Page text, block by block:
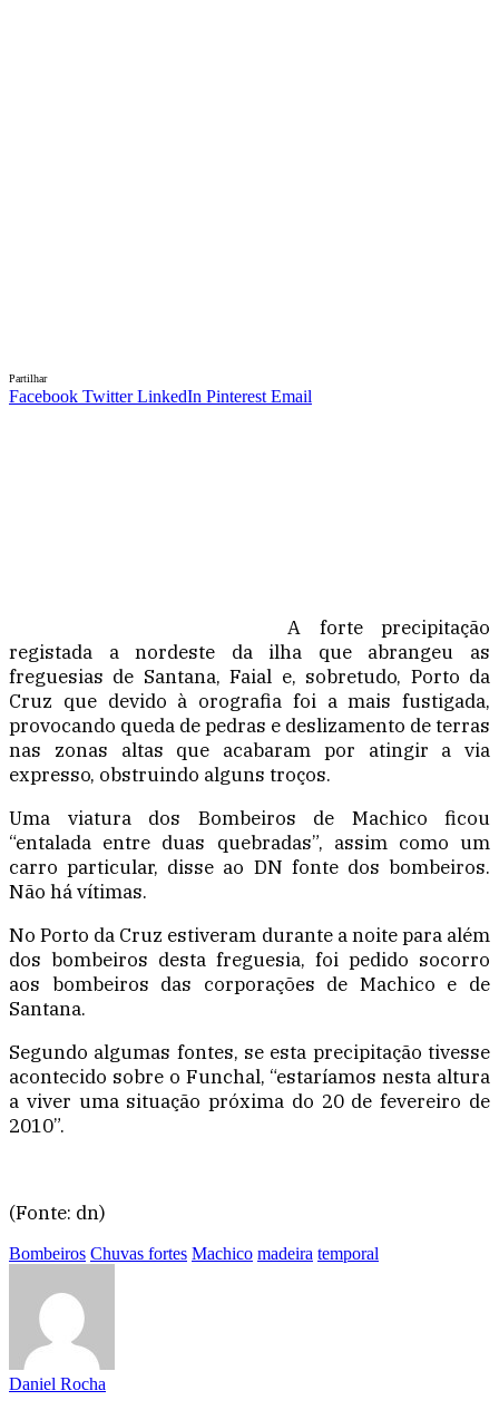
Partilhar
Facebook Twitter LinkedIn Pinterest Email
A forte precipitação
registada a nordeste da ilha que abrangeu as
freguesias de Santana, Faial e, sobretudo, Porto da
Cruz que devido à orografia foi a mais fustigada,
provocando queda de pedras e deslizamento de terras
nas zonas altas que acabaram por atingir a via
expresso, obstruindo alguns troços.
Uma viatura dos Bombeiros de Machico ficou
“entalada entre duas quebradas”, assim como um
carro particular, disse ao DN fonte dos bombeiros.
Não há vítimas.
No Porto da Cruz estiveram durante a noite para além
dos bombeiros desta freguesia, foi pedido socorro
aos bombeiros das corporações de Machico e de
Santana.
Segundo algumas fontes, se esta precipitação tivesse
acontecido sobre o Funchal, “estaríamos nesta altura
a viver uma situação próxima do 20 de fevereiro de
2010”.
(Fonte: dn)
Bombeiros Chuvas fortes Machico madeira temporal
Daniel Rocha